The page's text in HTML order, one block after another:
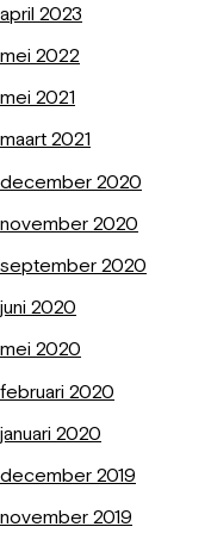
april 2023
mei 2022
mei 2021
maart 2021
december 2020
november 2020
september 2020
juni 2020
mei 2020
februari 2020
januari 2020
december 2019
november 2019